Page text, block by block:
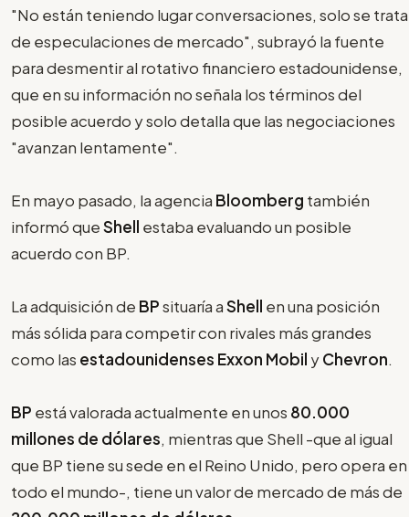
"No están teniendo lugar conversaciones, solo se trata
de especulaciones de mercado", subrayó la fuente
para desmentir al rotativo financiero estadounidense,
que en su información no señala los términos del
posible acuerdo y solo detalla que las negociaciones
"avanzan lentamente".
En mayo pasado, la agencia Bloomberg también
informó queShell estaba evaluando un posible
acuerdo con BP.
La adquisición de BPsituaría aShell en una posición
más sólida para competir con rivales más grandes
como las estadounidenses Exxon Mobil yChevron.
BP está valorada actualmente en unos 80.000
millones de dólares, mientras que Shell -que al igual
que BP tiene su sede en el Reino Unido, pero opera en
todo el mundo-, tiene un valor de mercado de más de